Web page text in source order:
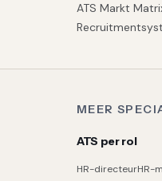
ATS Markt
MEER
ATS per rol
HR-directeurHR-